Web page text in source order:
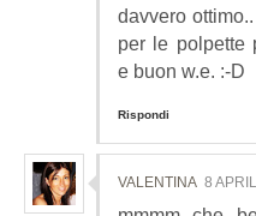
davvero
per le polpette
e buon w.e. :-D
Rispondi
VALENTINA 8